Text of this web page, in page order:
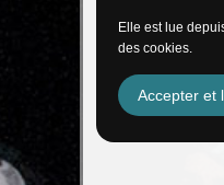
Elle est lue
des cookies.
Accepter et